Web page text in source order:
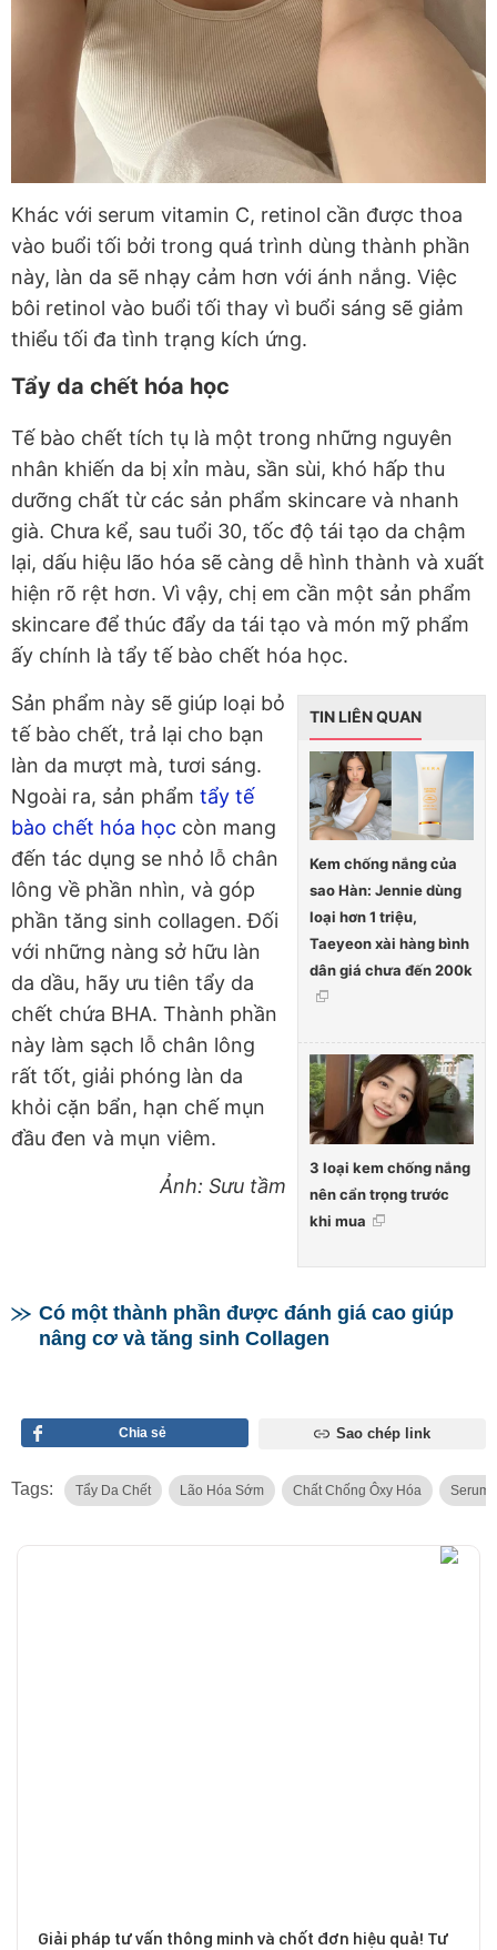
Khác với serum vitamin C, retinol cần được thoa
vào buổi tối bởi trong quá trình dùng thành phần
này, làn da sẽ nhạy cảm hơn với ánh nắng. Việc
bôi retinol vào buổi tối thay vì buổi sáng sẽ giảm
thiểu tối đa tình trạng kích ứng.
Tẩy da chết hóa học
Tế bào chết tích tụ là một trong những nguyên
nhân khiến da bị xỉn màu, sần sùi, khó hấp thu
dưỡng chất từ các sản phẩm skincare và nhanh
già. Chưa kể, sau tuổi 30, tốc độ tái tạo da chậm
lại, dấu hiệu lão hóa sẽ càng dễ hình thành và xuất
hiện rõ rệt hơn. Vì vậy, chị em cần một sản phẩm
skincare để thúc đẩy da tái tạo và món mỹ phẩm
ấy chính là tẩy tế bào chết hóa học.
TIN LIÊN QUAN
Kem chống nắng của
sao Hàn: Jennie dùng
loại hơn 1 triệu,
Taeyeon xài hàng bình
dân giá chưa đến 200k
3 loại kem chống nắng
nên cẩn trọng trước
khi mua
Sản phẩm này sẽ giúp loại bỏ
tế bào chết, trả lại cho bạn
làn da mượt mà, tươi sáng.
Ngoài ra, sản phẩm tẩy tế
bào chết hóa học còn mang
đến tác dụng se nhỏ lỗ chân
lông về phần nhìn, và góp
phần tăng sinh collagen. Đối
với những nàng sở hữu làn
da dầu, hãy ưu tiên tẩy da
chết chứa BHA. Thành phần
này làm sạch lỗ chân lông
rất tốt, giải phóng làn da
khỏi cặn bẩn, hạn chế mụn
đầu đen và mụn viêm.
Ảnh: Sưu tầm
Có một thành phần được đánh giá cao giúp
nâng cơ và tăng sinh Collagen
Chia sẻ Sao chép link
Tags: Tẩy Da Chết Lão Hóa Sớm Chất Chống Ôxy Hóa Serum
Giải pháp tư vấn thông minh và chốt đơn hiệu quả! Tư